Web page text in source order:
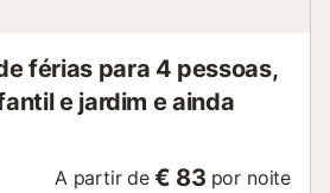
férias para 4 pessoas,
e jardim e ainda
A partir de € 83 por noite